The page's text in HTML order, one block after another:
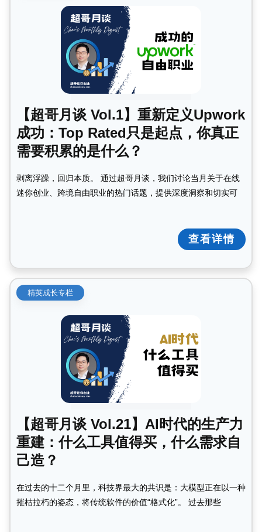
【超哥月谈 Vol.1】重新定义Upwork
成功：Top Rated只是起点，你真正
需要积累的是什么？
剥离浮躁，回归本质。 通过超哥月谈，我们讨论当月关于在线
迷你创业、跨境自由职业的热门话题，提供深度洞察和切实可
查看详情
精英成长专栏
【超哥月谈 Vol.21】AI时代的生产力
重建：什么工具值得买，什么需求自
己造？
在过去的十二个月里，科技界最大的共识是：大模型正在以一种
摧枯拉朽的姿态，将传统软件的价值“格式化”。 过去那些